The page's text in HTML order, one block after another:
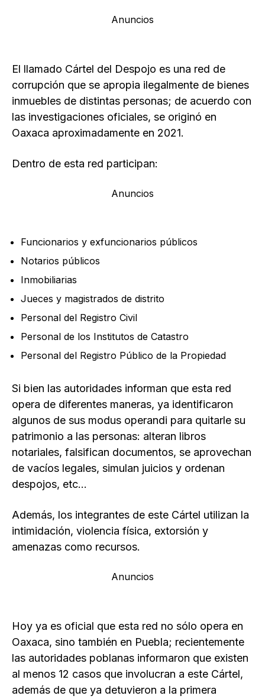
Anuncios
El llamado Cártel del Despojo es una red de
corrupción que se apropia ilegalmente de bienes
inmuebles de distintas personas; de acuerdo con
las investigaciones oficiales, se originó en
Oaxaca aproximadamente en 2021.
Dentro de esta red participan:
Anuncios
Funcionarios y exfuncionarios públicos
Notarios públicos
Inmobiliarias
Jueces y magistrados de distrito
Personal del Registro Civil
Personal de los Institutos de Catastro
Personal del Registro Público de la Propiedad
Si bien las autoridades informan que esta red
opera de diferentes maneras, ya identificaron
algunos de sus modus operandi para quitarle su
patrimonio a las personas: alteran libros
notariales, falsifican documentos, se aprovechan
de vacíos legales, simulan juicios y ordenan
despojos, etc…
Además, los integrantes de este Cártel utilizan la
intimidación, violencia física, extorsión y
amenazas como recursos.
Anuncios
Hoy ya es oficial que esta red no sólo opera en
Oaxaca, sino también en Puebla; recientemente
las autoridades poblanas informaron que existen
al menos 12 casos que involucran a este Cártel,
además de que ya detuvieron a la primera